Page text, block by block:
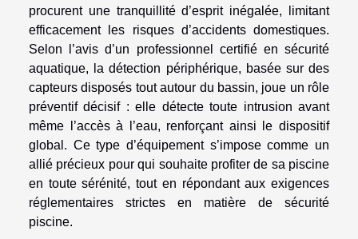
procurent une tranquillité d’esprit inégalée, limitant
efficacement les risques d’accidents domestiques.
Selon l’avis d’un professionnel certifié en sécurité
aquatique, la détection périphérique, basée sur des
capteurs disposés tout autour du bassin, joue un rôle
préventif décisif : elle détecte toute intrusion avant
même l’accès à l’eau, renforçant ainsi le dispositif
global. Ce type d’équipement s’impose comme un
allié précieux pour qui souhaite profiter de sa piscine
en toute sérénité, tout en répondant aux exigences
réglementaires strictes en matière de sécurité
piscine.